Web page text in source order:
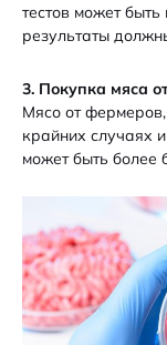
тестов может
результаты
3. Покупка мяса
Мясо от
крайних случаях
может быть более